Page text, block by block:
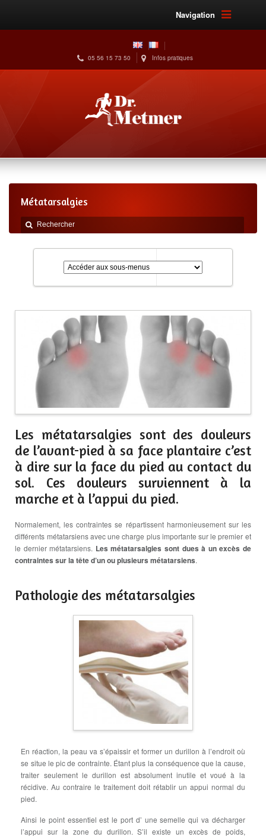
Navigation
05 56 15 73 50 Infos pratiques
Métatarsalgies
Les métatarsalgies sont des douleurs
de l’avant-pied à sa face plantaire c’est
à dire sur la face du pied au contact du
sol. Ces douleurs surviennent à la
marche et à l’appui du pied.
Normalement, les contraintes se répartissent harmonieusement sur les
différents métatarsiens avec une charge plus importante sur le premier et
le dernier métatarsiens. Les métatarsalgies sont dues à un excès de
contraintes sur la tête d’un ou plusieurs métatarsiens.
Pathologie des métatarsalgies
En réaction, la peau va s’épaissir et former un durillon à l’endroit où
se situe le pic de contrainte. Étant plus la conséquence que la cause,
traiter seulement le durillon est absolument inutile et voué à la
récidive. Au contraire le traitement doit rétablir un appui normal du
pied.
Ainsi le point essentiel est le port d’ une semelle qui va décharger
l’appui sur la zone du durillon. S’il existe un excès de poids,